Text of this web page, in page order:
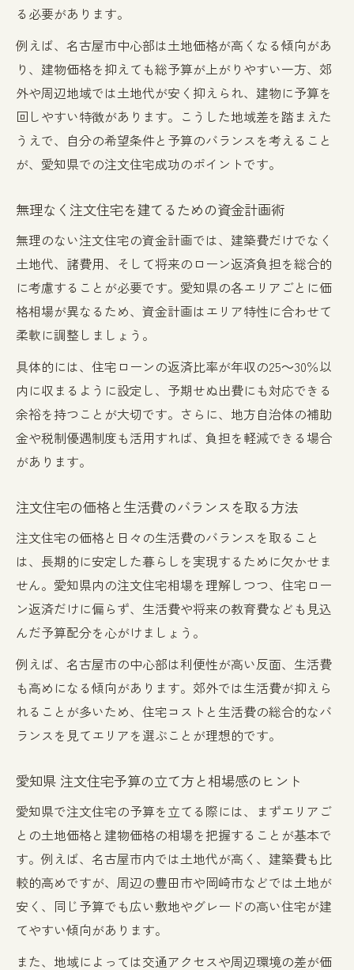
る必要があります。
例えば、名古屋市中心部は土地価格が高くなる傾向があ
り、建物価格を抑えても総予算が上がりやすい一方、郊
外や周辺地域では土地代が安く抑えられ、建物に予算を
回しやすい特徴があります。こうした地域差を踏まえた
うえで、自分の希望条件と予算のバランスを考えること
が、愛知県での注文住宅成功のポイントです。
無理なく注文住宅を建てるための資金計画術
無理のない注文住宅の資金計画では、建築費だけでなく
土地代、諸費用、そして将来のローン返済負担を総合的
に考慮することが必要です。愛知県の各エリアごとに価
格相場が異なるため、資金計画はエリア特性に合わせて
柔軟に調整しましょう。
具体的には、住宅ローンの返済比率が年収の25～30％以
内に収まるように設定し、予期せぬ出費にも対応できる
余裕を持つことが大切です。さらに、地方自治体の補助
金や税制優遇制度も活用すれば、負担を軽減できる場合
があります。
注文住宅の価格と生活費のバランスを取る方法
注文住宅の価格と日々の生活費のバランスを取ること
は、長期的に安定した暮らしを実現するために欠かせま
せん。愛知県内の注文住宅相場を理解しつつ、住宅ロー
ン返済だけに偏らず、生活費や将来の教育費なども見込
んだ予算配分を心がけましょう。
例えば、名古屋市の中心部は利便性が高い反面、生活費
も高めになる傾向があります。郊外では生活費が抑えら
れることが多いため、住宅コストと生活費の総合的なバ
ランスを見てエリアを選ぶことが理想的です。
愛知県 注文住宅予算の立て方と相場感のヒント
愛知県で注文住宅の予算を立てる際には、まずエリアご
との土地価格と建物価格の相場を把握することが基本で
す。例えば、名古屋市内では土地代が高く、建築費も比
較的高めですが、周辺の豊田市や岡崎市などでは土地が
安く、同じ予算でも広い敷地やグレードの高い住宅が建
てやすい傾向があります。
また、地域によっては交通アクセスや周辺環境の差が価